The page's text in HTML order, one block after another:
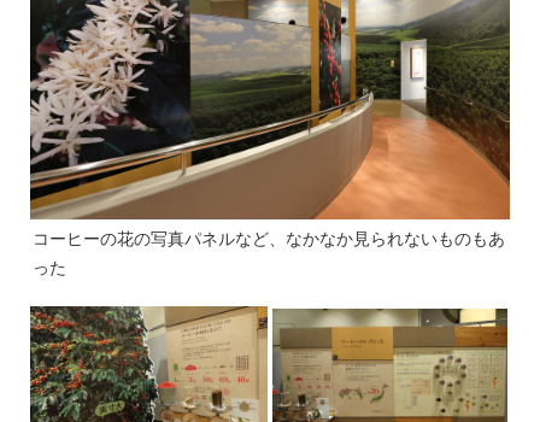
コーヒーの花の写真パネルなど、なかなか見られないものもあ
った